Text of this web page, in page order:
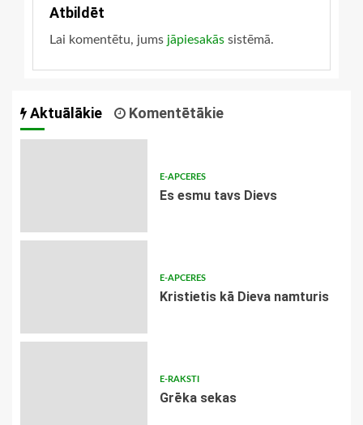
Atbildēt
Lai komentētu, jums jāpiesakās sistēmā.
Aktuālākie Komentētākie
E-APCERES
Es esmu tavs Dievs
E-APCERES
Kristietis kā Dieva namturis
E-RAKSTI
Grēka sekas